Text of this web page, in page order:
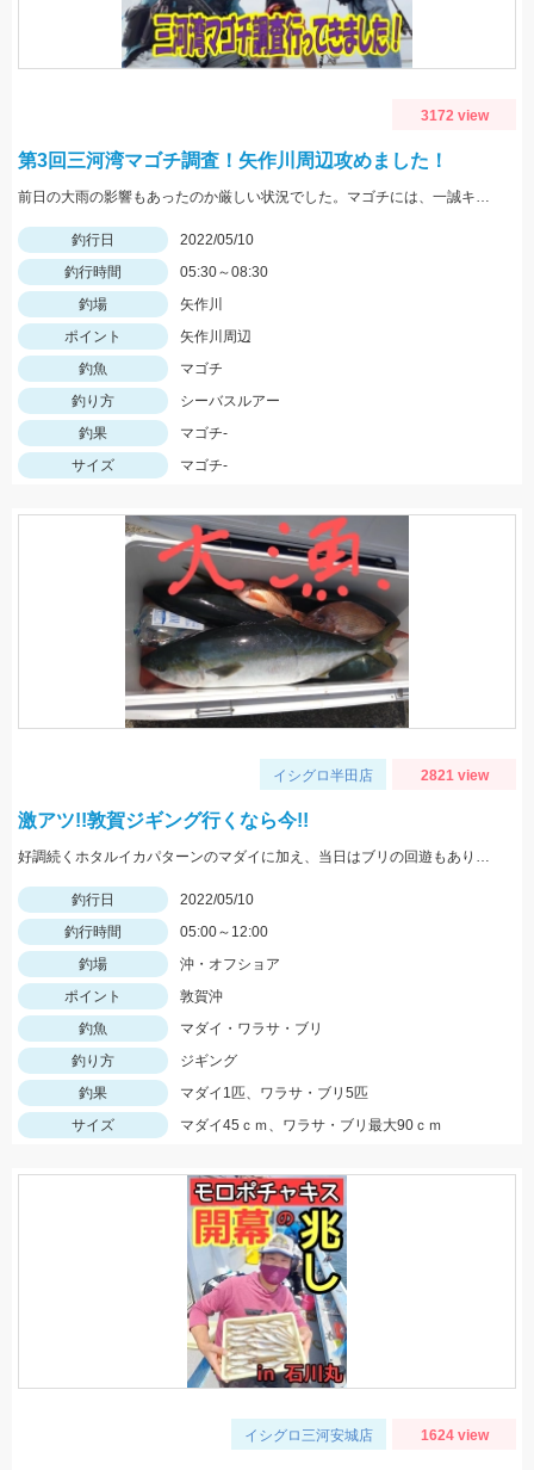
3172 view
第3回三河湾マゴチ調査！矢作川周辺攻めました！
前日の大雨の影響もあったのか厳しい状況でした。マゴチには、一誠キャラメルシャッドが使いやすくオススメ！
釣行日
2022/05/10
釣行時間
05:30～08:30
釣場
矢作川
ポイント
矢作川周辺
釣魚
マゴチ
釣り方
シーバスルアー
釣果
マゴチ-
サイズ
マゴチ-
イシグロ半田店 2821 view
激アツ!!敦賀ジギング行くなら今!!
好調続くホタルイカパターンのマダイに加え、当日はブリの回遊もあり大爆釣!! 迷ってる場合じゃないですよ(笑) 行くなら今しかない!!
釣行日
2022/05/10
釣行時間
05:00～12:00
釣場
沖・オフショア
ポイント
敦賀沖
釣魚
マダイ・ワラサ・ブリ
釣り方
ジギング
釣果
マダイ1匹、ワラサ・ブリ5匹
サイズ
マダイ45ｃｍ、ワラサ・ブリ最大90ｃｍ
イシグロ三河安城店 1624 view